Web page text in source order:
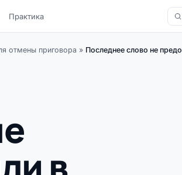
Практика
отмены приговора » Последнее слово не